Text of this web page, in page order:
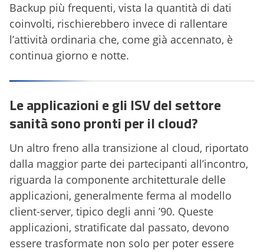
Backup più frequenti, vista la quantità di dati
coinvolti, rischierebbero invece di rallentare
l’attività ordinaria che, come già accennato, è
continua giorno e notte.
Le applicazioni e gli ISV del settore
sanità sono pronti per il cloud?
Un altro freno alla transizione al cloud, riportato
dalla maggior parte dei partecipanti all’incontro,
riguarda la componente architetturale delle
applicazioni, generalmente ferma al modello
client-server, tipico degli anni ’90. Queste
applicazioni, stratificate dal passato, devono
essere trasformate non solo per poter essere